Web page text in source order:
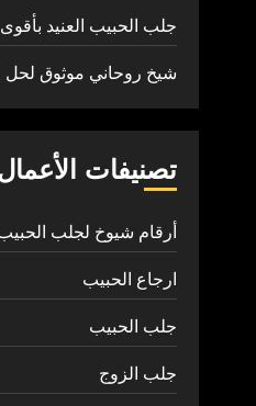
جلب الحبيب العنيد
شيخ روحاني موثوق لحل
تصنيفات
أرقام شيوخ لجلب
ارجاع الحبيب
جلب الحبيب
جلب الزوج